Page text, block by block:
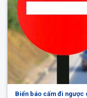
Biển báo cấm đi ngược